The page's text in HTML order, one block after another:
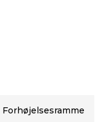
Forhøjelsesramme